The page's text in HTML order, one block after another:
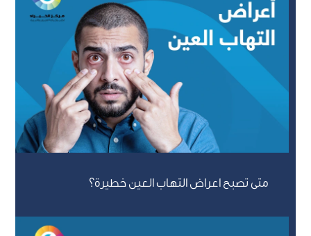
متى تصبح اعراض التهاب العين خطيرة؟